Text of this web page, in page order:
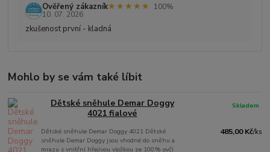
Ověřený zákazník★★★★★
★★★★★
100%
10. 07. 2026
zkušenost první - kladná
Mohlo by se vám také líbit
Dětské sněhule Demar Doggy
4021 fialové
Dětské sněhule Demar Doggy 4021 Dětské
sněhule Demar Doggy jsou vhodné do sněhu a
mrazu s vnitřní hřejivou vložkou ze 100% ovčí
485,00 Kč/ks
Skladem